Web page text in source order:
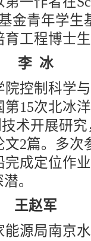
金青年学生
工程博士
冰
控制科学与
15次北冰
术开展研
2篇。多次
成定位作
。
赵军
源局南京水